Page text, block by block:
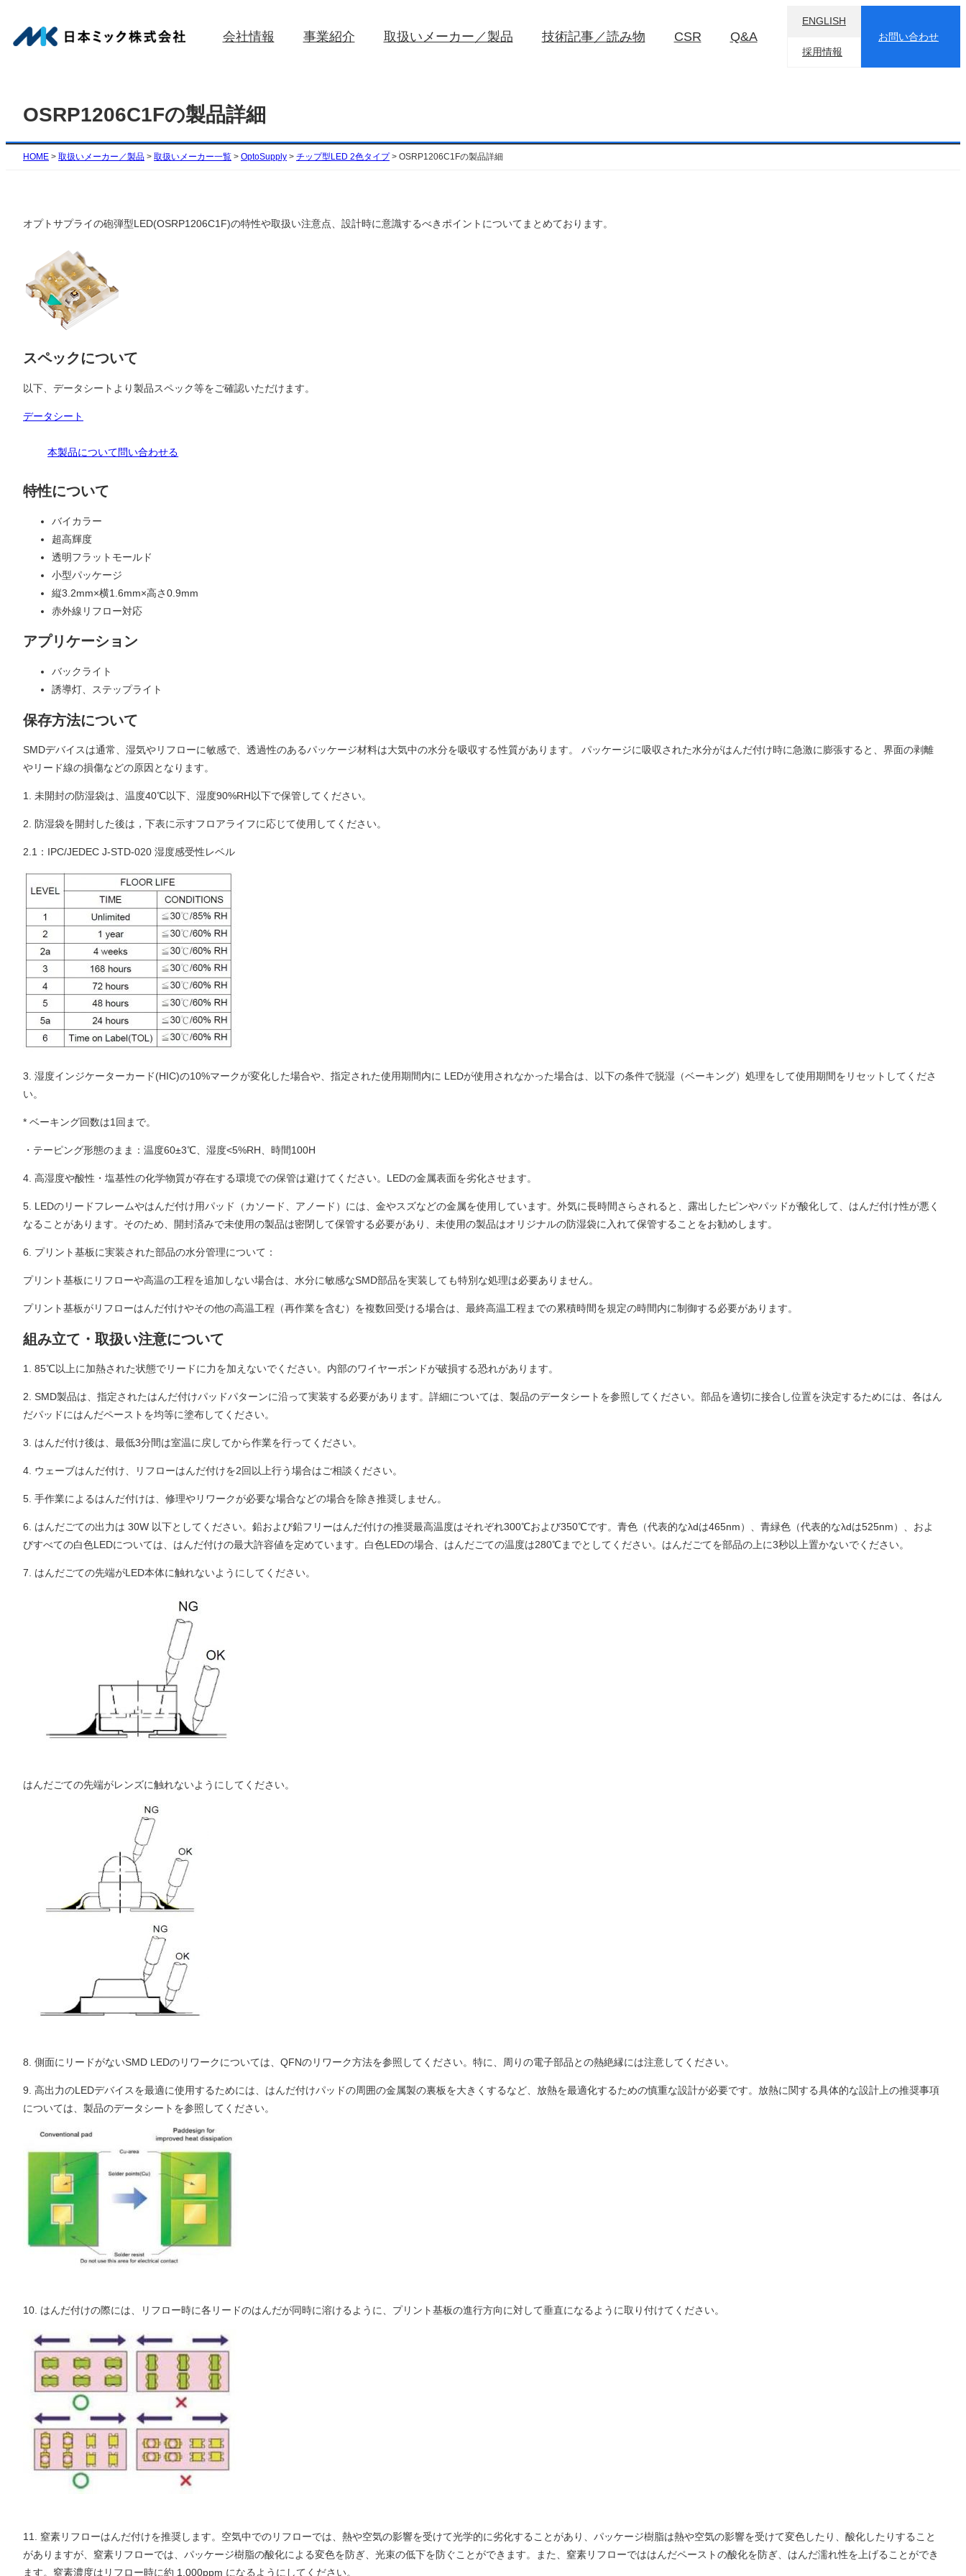
を
会社情報 事業紹介 取扱いメーカー／製品 技術記事／読み物 CSR Q&A
ENGLISH
採用情報
お問い合わせ
OSRP1206C1Fの製品詳細
HOME > 取扱いメーカー／製品 > 取扱いメーカー一覧 > OptoSupply > チップ型LED 2色タイプ> OSRP1206C1Fの製品詳細
オプトサプライの砲弾型LED(OSRP1206C1F)の特性や取扱い注意点、設計時に意識するべきポイントについてまとめております。
スペックについて
以下、データシートより製品スペック等をご確認いただけます。
データシート
本製品について問い合わせる
特性について
バイカラー
超高輝度
透明フラットモールド
小型パッケージ
縦3.2mm×横1.6mm×高さ0.9mm
赤外線リフロー対応
アプリケーション
バックライト
誘導灯、ステップライト
保存方法について
SMDデバイスは通常、湿気やリフローに敏感で、透過性のあるパッケージ材料は大気中の水分を吸収する性質があります。 パッケージに吸収された水分がはんだ付け時に急激に膨張すると、界面の剥離
やリード線の損傷などの原因となります。
1. 未開封の防湿袋は、温度40℃以下、湿度90%RH以下で保管してください。
2. 防湿袋を開封した後は，下表に示すフロアライフに応じて使用してください。
2.1：IPC/JEDEC J-STD-020 湿度感受性レベル
3. 湿度インジケーターカード(HIC)の10%マークが変化した場合や、指定された使用期間内に LEDが使用されなかった場合は、以下の条件で脱湿（ベーキング）処理をして使用期間をリセットしてくださ
い。
* ベーキング回数は1回まで。
・テーピング形態のまま：温度60±3℃、湿度<5%RH、時間100H
4. 高湿度や酸性・塩基性の化学物質が存在する環境での保管は避けてください。LEDの金属表面を劣化させます。
5. LEDのリードフレームやはんだ付け用パッド（カソード、アノード）には、金やスズなどの金属を使用しています。外気に長時間さらされると、露出したピンやパッドが酸化して、はんだ付け性が悪く
なることがあります。そのため、開封済みで未使用の製品は密閉して保管する必要があり、未使用の製品はオリジナルの防湿袋に入れて保管することをお勧めします。
6. プリント基板に実装された部品の水分管理について：
プリント基板にリフローや高温の工程を追加しない場合は、水分に敏感なSMD部品を実装しても特別な処理は必要ありません。
プリント基板がリフローはんだ付けやその他の高温工程（再作業を含む）を複数回受ける場合は、最終高温工程までの累積時間を規定の時間内に制御する必要があります。
組み立て・取扱い注意について
1. 85℃以上に加熱された状態でリードに力を加えないでください。内部のワイヤーボンドが破損する恐れがあります。
2. SMD製品は、指定されたはんだ付けパッドパターンに沿って実装する必要があります。詳細については、製品のデータシートを参照してください。部品を適切に接合し位置を決定するためには、各はん
だパッドにはんだペーストを均等に塗布してください。
3. はんだ付け後は、最低3分間は室温に戻してから作業を行ってください。
4. ウェーブはんだ付け、リフローはんだ付けを2回以上行う場合はご相談ください。
5. 手作業によるはんだ付けは、修理やリワークが必要な場合などの場合を除き推奨しません。
6. はんだごての出力は 30W 以下としてください。鉛および鉛フリーはんだ付けの推奨最高温度はそれぞれ300℃および350℃です。青色（代表的なλdは465nm）、青緑色（代表的なλdは525nm）、およ
びすべての白色LEDについては、はんだ付けの最大許容値を定めています。白色LEDの場合、はんだごての温度は280℃までとしてください。はんだごてを部品の上に3秒以上置かないでください。
7. はんだごての先端がLED本体に触れないようにしてください。
はんだごての先端がレンズに触れないようにしてください。
8. 側面にリードがないSMD LEDのリワークについては、QFNのリワーク方法を参照してください。特に、周りの電子部品との熱絶縁には注意してください。
9. 高出力のLEDデバイスを最適に使用するためには、はんだ付けパッドの周囲の金属製の裏板を大きくするなど、放熱を最適化するための慎重な設計が必要です。放熱に関する具体的な設計上の推奨事項
については、製品のデータシートを参照してください。
10. はんだ付けの際には、リフロー時に各リードのはんだが同時に溶けるように、プリント基板の進行方向に対して垂直になるように取り付けてください。
11. 窒素リフローはんだ付けを推奨します。空気中でのリフローでは、熱や空気の影響を受けて光学的に劣化することがあり、パッケージ樹脂は熱や空気の影響を受けて変色したり、酸化したりすること
がありますが、窒素リフローでは、パッケージ樹脂の酸化による変色を防ぎ、光束の低下を防ぐことができます。また、窒素リフローでははんだペーストの酸化を防ぎ、はんだ濡れ性を上げることができ
ます。窒素濃度はリフロー時に約 1,000ppm になるようにしてください。